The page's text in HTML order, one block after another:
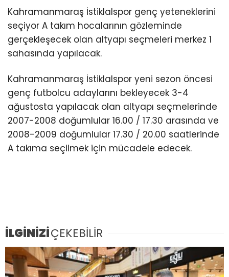
Kahramanmaraş İstiklalspor genç yeteneklerini
seçiyor A takım hocalarının gözleminde
gerçekleşecek olan altyapı seçmeleri merkez 1
sahasında yapılacak.
Kahramanmaraş İstiklalspor yeni sezon öncesi
genç futbolcu adaylarını bekleyecek 3-4
ağustosta yapılacak olan altyapı seçmelerinde
2007-2008 doğumlular 16.00 / 17.30 arasında ve
2008-2009 doğumlular 17.30 / 20.00 saatlerinde
A takıma seçilmek için mücadele edecek.
İLGİNİZİÇEKEBİLİR